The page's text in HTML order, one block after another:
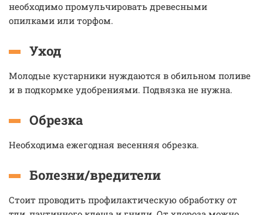
необходимо промульчировать древесными
опилками или торфом.
Уход
Молодые кустарники нуждаются в обильном поливе
и в подкормке удобрениями. Подвязка не нужна.
Обрезка
Необходима ежегодная весенняя обрезка.
Болезни/вредители
Стоит проводить профилактическую обработку от